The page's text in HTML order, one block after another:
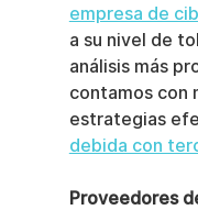
empresa de
a su nivel de
análisis más
contamos con
estrategias
debida con
Proveedores